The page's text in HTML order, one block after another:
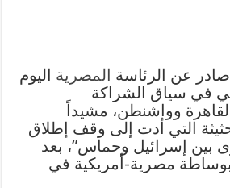
عن الرئاسة المصرية اليوم
في سياق الشراكة
القاهرة وواشنطن، مشيداً
التي أدت إلى وقف إطلاق
بين إسرائيل وحماس”، بعد
مصرية-أمريكية في